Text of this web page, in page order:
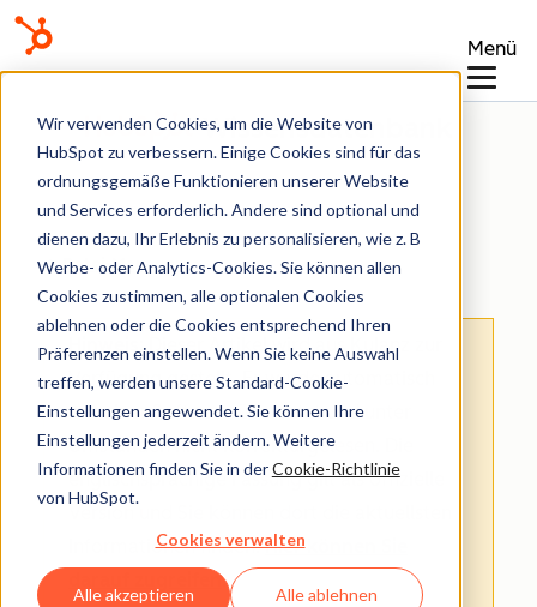
Wir verwenden Cookies, um die Website von
HubSpot zu verbessern. Einige Cookies sind für das
ordnungsgemäße Funktionieren unserer Website
und Services erforderlich. Andere sind optional und
dienen dazu, Ihr Erlebnis zu personalisieren, wie z. B
Werbe- oder Analytics-Cookies. Sie können allen
Cookies zustimmen, alle optionalen Cookies
ablehnen oder die Cookies entsprechend Ihren
Präferenzen einstellen. Wenn Sie keine Auswahl
treffen, werden unsere Standard-Cookie-
Einstellungen angewendet. Sie können Ihre
Einstellungen jederzeit ändern. Weitere
Informationen finden Sie in derCookie-Richtlinie
von HubSpot.
Cookies verwalten
Alle akzeptieren Alle ablehnen
Menü
Wissensdatenbank
Datei-Manager
: Dieser Artikel wird aus Kulanz zur
Verfügung gestellt.Er wurde automatisch
mit einer Software übersetzt und unter
Umständen nicht korrekturgelesen. Die
englischsprachige Fassung gilt als offizielle
Version und Sie können dort die aktuellsten
Informationen finden.Hier können Sie
darauf zugreifen.